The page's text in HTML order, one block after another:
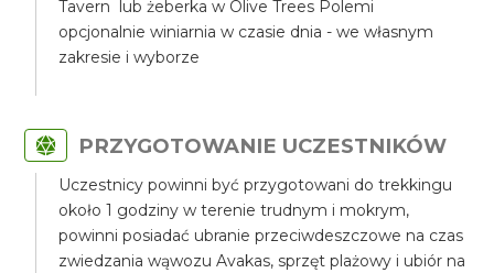
Tavern lub żeberka w Olive Trees Polemi
opcjonalnie winiarnia w czasie dnia - we własnym
zakresie i wyborze
PRZYGOTOWANIE UCZESTNIKÓW
Uczestnicy powinni być przygotowani do trekkingu
około 1 godziny w terenie trudnym i mokrym,
powinni posiadać ubranie przeciwdeszczowe na czas
zwiedzania wąwozu Avakas, sprzęt plażowy i ubiór na